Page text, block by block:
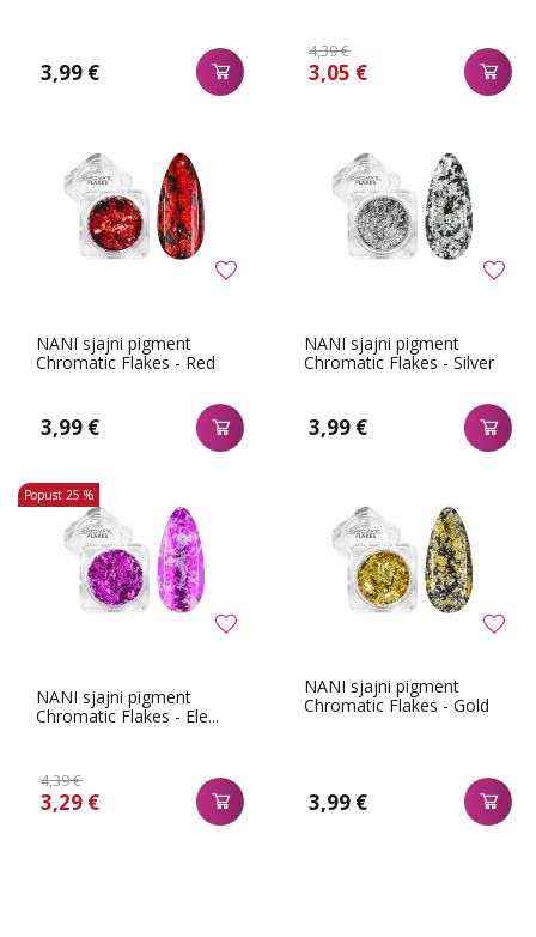
3,99 €
4,39 €
3,05 €
NANI sjajni pigment
Chromatic Flakes - Red
3,99 €
NANI sjajni pigment
Chromatic Flakes - Silver
3,99 €
NANI sjajni pigment
Chromatic Flakes - Ele...
4,39 €
3,29 €
Popust 25 %
NANI sjajni pigment
Chromatic Flakes - Gold
3,99 €